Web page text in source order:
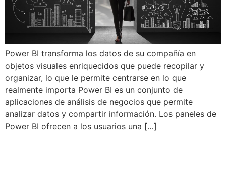
Power BI transforma los datos de su compañía en
objetos visuales enriquecidos que puede recopilar y
organizar, lo que le permite centrarse en lo que
realmente importa Power BI es un conjunto de
aplicaciones de análisis de negocios que permite
analizar datos y compartir información. Los paneles de
Power BI ofrecen a los usuarios una […]